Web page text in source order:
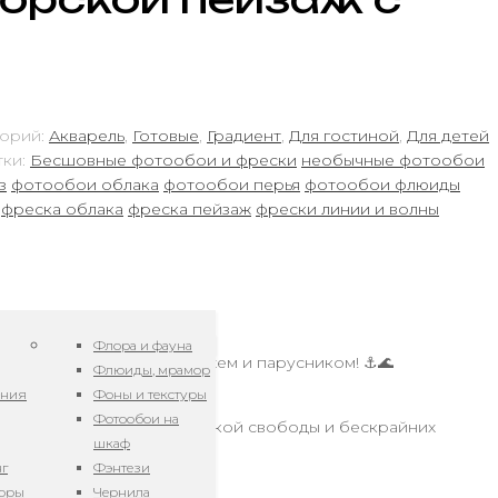
Флора и фауна
Флюиды, мрамор
Фоны и текстуры
Фотообои на
шкаф
Фэнтези
Чернила
Акварель, Готовые, Градиент, Для гостиной, Для детей
Бесшовные фотообои и фрески необычные фотообои
фотообои облака фотообои перья фотообои флюиды
фреска облака фреска пейзаж фрески линии и волны
с морским пейзажем и парусником! ⚓🌊
в атмосферу морской свободы и бескрайних